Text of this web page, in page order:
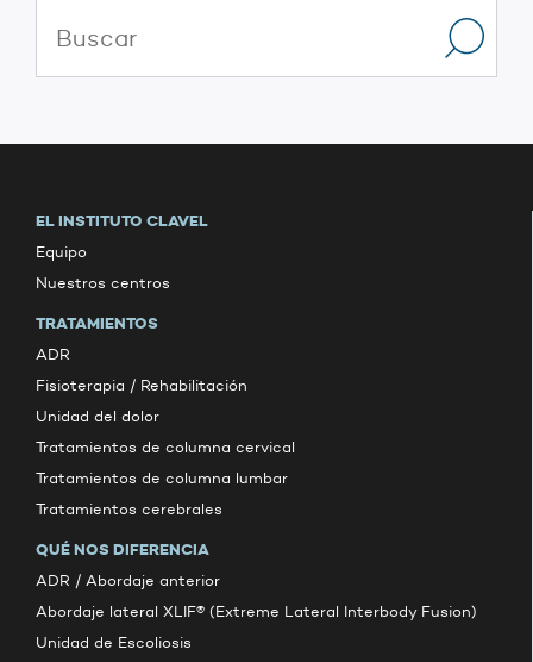
EL INSTITUTO CLAVEL
Equipo
Nuestros centros
TRATAMIENTOS
ADR
Fisioterapia / Rehabilitación
Unidad del dolor
Tratamientos de columna cervical
Tratamientos de columna lumbar
Tratamientos cerebrales
QUÉ NOS DIFERENCIA
ADR / Abordaje anterior
Abordaje lateral XLIF® (Extreme Lateral Interbody Fusion)
Unidad de Escoliosis